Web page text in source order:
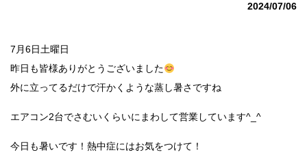
2024/07/06
7月6日土曜日
昨日も皆様ありがとうございました
外に立ってるだけで汗かくような蒸し暑さですね
エアコン2台でさむいくらいにまわして営業しています^_^
今日も暑いです！熱中症にはお気をつけて！